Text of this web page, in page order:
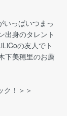
いっぱいつまっ
出身のタレント
の友人でト
下美穂里のお薦
ク！＞＞